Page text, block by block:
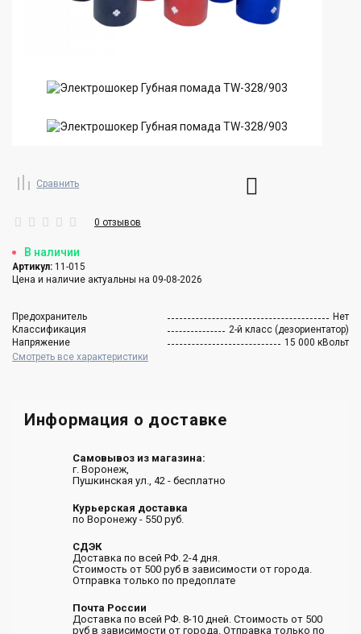
Сравнить
0 отзывов
В наличии
Артикул: 11-015
Цена и наличие актуальны на 09-08-2026
Предохранитель
Нет
Классификация
2-й класс (дезориентатор)
Напряжение
15 000 кВольт
Смотреть все характеристики
Информация о доставке
Самовывоз из магазина:
г. Воронеж,
Пушкинская ул., 42 - бесплатно
Курьерская доставка
по Воронежу - 550 руб.
СДЭК
Доставка по всей РФ. 2-4 дня.
Стоимость от 500 руб в зависимости от города.
Отправка только по предоплате
Почта России
Доставка по всей РФ. 8-10 дней. Стоимость от 500
руб в зависимости от города. Отправка только по